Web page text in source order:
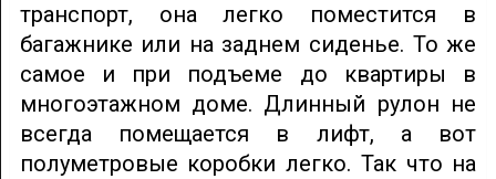
транспорт, она легко поместится в
багажнике или на заднем сиденье. То же
самое и при подъеме до квартиры в
многоэтажном доме. Длинный рулон не
всегда помещается в лифт, а вот
полуметровые коробки легко. Так что на